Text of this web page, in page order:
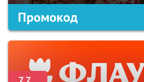
Промокод